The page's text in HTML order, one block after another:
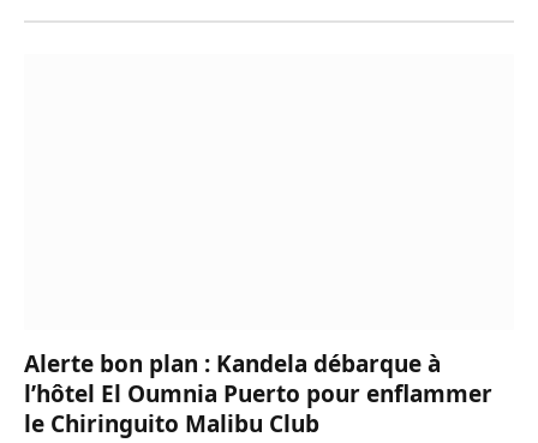
Alerte bon plan : Kandela débarque à
l’hôtel El Oumnia Puerto pour enflammer
le Chiringuito Malibu Club